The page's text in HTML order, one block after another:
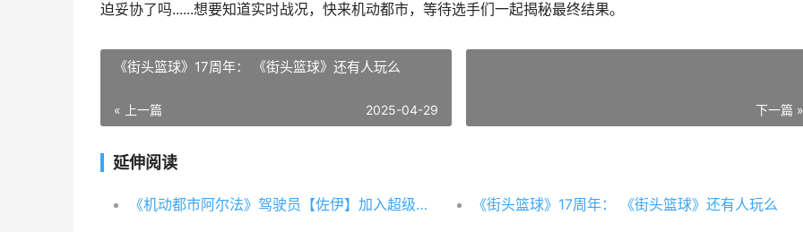
迫妥协了吗......想要知道实时战况，快来机动都市，等待选手们一起揭秘最终结果。
《街头篮球》17周年： 《街头篮球》还有人玩么
« 上一篇 2025-04-29 下一篇 »
延伸阅读
《机动都市阿尔法》驾驶员【佐伊】加入超级机甲联赛 《街头篮球》17周年： 《街头篮球》还有人玩么